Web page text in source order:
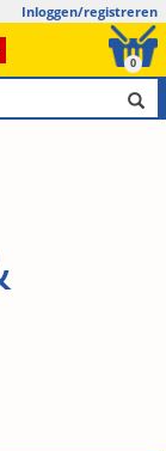
Inloggen/registreren
0